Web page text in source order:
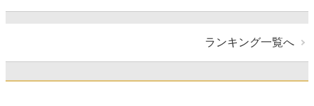
ランキング一覧へ